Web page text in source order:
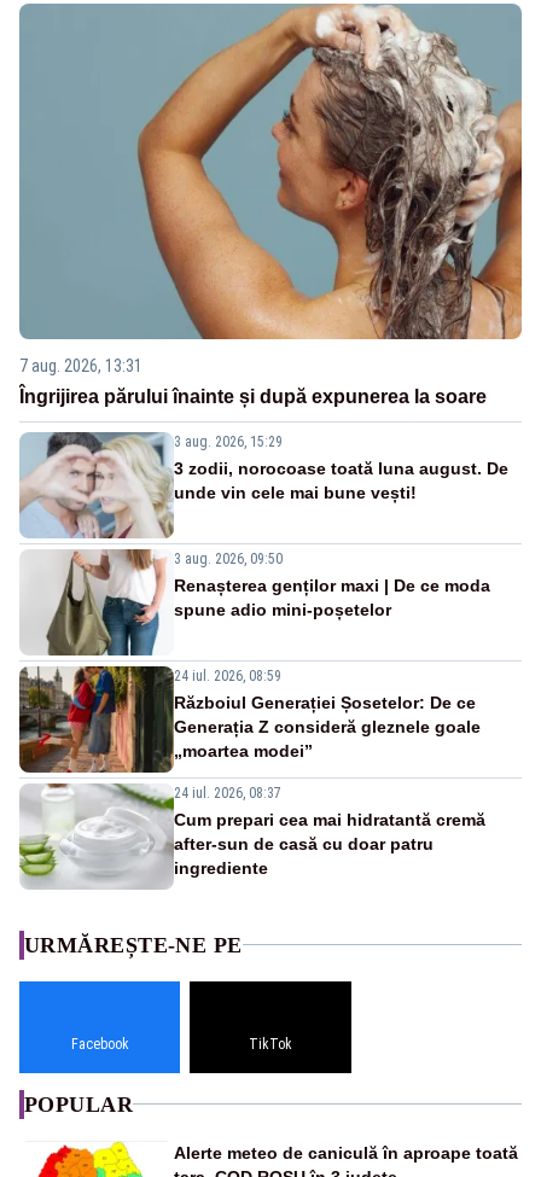
7 aug. 2026, 13:31
Îngrijirea părului înainte și după expunerea la soare
3 aug. 2026, 15:29
3 zodii, norocoase toată luna august. De
unde vin cele mai bune vești!
3 aug. 2026, 09:50
Renașterea genților maxi | De ce moda
spune adio mini-poșetelor
24 iul. 2026, 08:59
Războiul Generației Șosetelor: De ce
Generația Z consideră gleznele goale
„moartea modei”
24 iul. 2026, 08:37
Cum prepari cea mai hidratantă cremă
after-sun de casă cu doar patru
ingrediente
URMĂREȘTE-NE PE
Facebook TikTok
POPULAR
Alerte meteo de caniculă în aproape toată